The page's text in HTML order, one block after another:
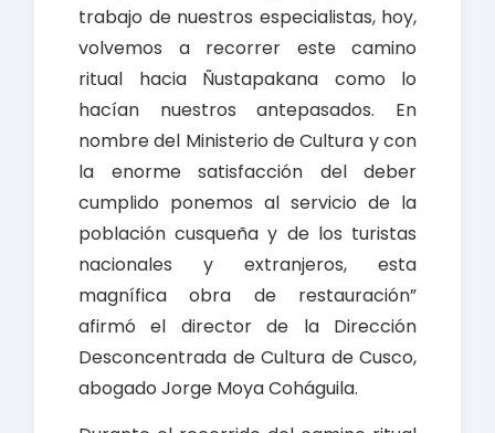
trabajo de nuestros especialistas, hoy,
volvemos a recorrer este camino
ritual hacia Ñustapakana como lo
hacían nuestros antepasados. En
nombre del Ministerio de Cultura y con
la enorme satisfacción del deber
cumplido ponemos al servicio de la
población cusqueña y de los turistas
nacionales y extranjeros, esta
magnífica obra de restauración”
afirmó el director de la Dirección
Desconcentrada de Cultura de Cusco,
abogado Jorge Moya Coháguila.